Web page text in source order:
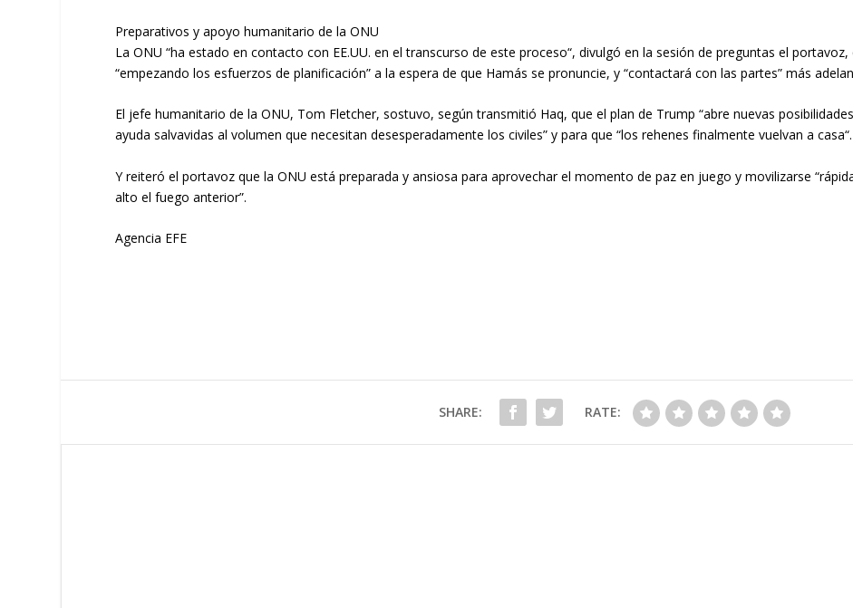
Preparativos y apoyo humanitario de la ONU
La ONU “ha estado en contacto con EE.UU. en el transcurso de este proceso“, divulgó en la sesión de preguntas el
“empezando los esfuerzos de planificación” a la espera de que Hamás se pronuncie, y “contactará con las partes” más
El jefe humanitario de la ONU, Tom Fletcher, sostuvo, según transmitió Haq, que el plan de Trump “abre nuevas
ayuda salvavidas al volumen que necesitan desesperadamente los civiles” y para que “los rehenes finalmente vuelvan a casa“.
Y reiteró el portavoz que la ONU está preparada y ansiosa para aprovechar el momento de paz en juego y movilizarse
alto el fuego anterior”.
Agencia EFE
SHARE: RATE: